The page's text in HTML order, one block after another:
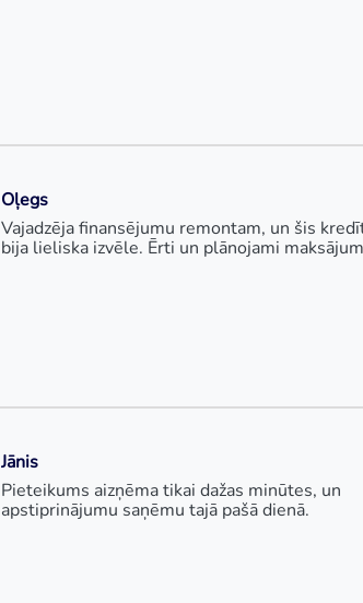
Oļegs
Vajadzēja finansējumu remontam, un šis
bija lieliska izvēle. Ērti un plānojami
Jānis
Pieteikums aizņēma tikai dažas minūtes, un
apstiprinājumu saņēmu tajā pašā dienā.